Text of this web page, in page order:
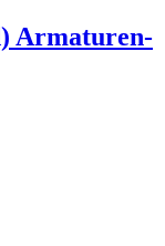
Armaturen-